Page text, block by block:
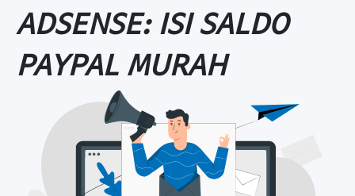
ADSENSE: ISI SALDO
PAYPAL MURAH